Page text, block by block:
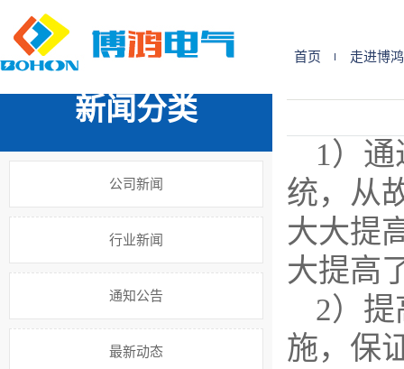
首页 走进博鸿
您的位置: 首 页 >>新闻中心>>公司新闻
新闻分类
公司新闻
行业新闻
通知公告
最新动态
1）
统，从
大大提
大提高
2）
施，保